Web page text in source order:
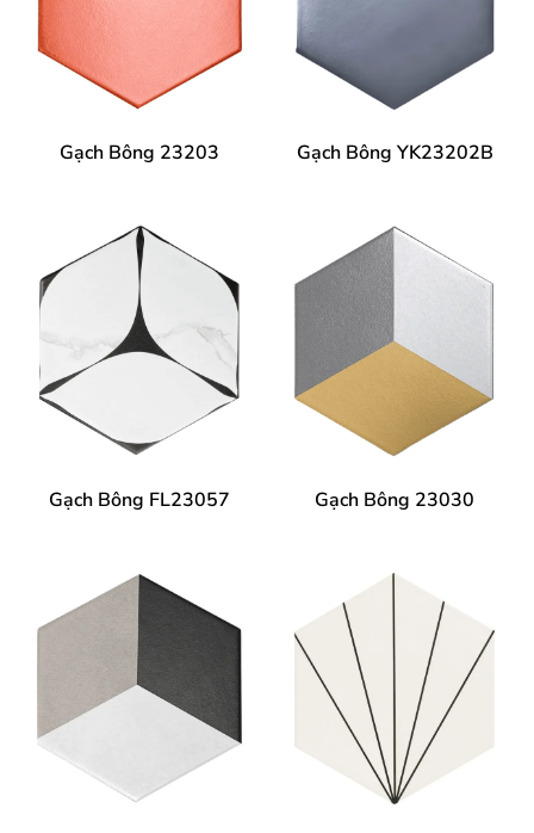
Gạch Bông 23203 Gạch Bông YK23202B
Gạch Bông FL23057 Gạch Bông 23030